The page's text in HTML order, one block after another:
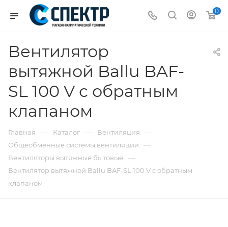
0
Вентилятор
вытяжной Ballu BAF-
SL 100 V с обратным
клапаном
Главная — Каталог — Вентиляция —
Общеобменные системы вентиляции —
Вентиляторы вытяжные бытовые —
Вентилятор вытяжной Ballu BAF-SL 100 V с обратным
клапаном